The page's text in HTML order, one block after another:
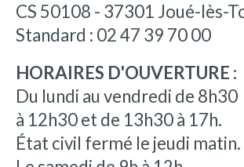
CS 50108 - 37301 Joué-lès-
Standard : 02 47 39 70 00
HORAIRES D'OUVERTURE :
Du lundi au vendredi de 8h30
à 12h30 et de 13h30 à 17h.
État civil fermé le jeudi matin.